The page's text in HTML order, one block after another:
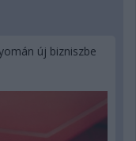
új bizniszbe